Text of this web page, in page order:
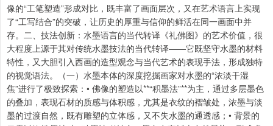
像的“工笔塑造”形成对比，既丰富了画面层次，又在艺术语言上实现
了“工写结合”的突破，让历史的厚重与信仰的鲜活在同一画面中并
存。二、技法创新：水墨语言的当代转译《礼佛图》的艺术价值，很
大程度上源于其对传统水墨技法的当代转译——它既坚守水墨的材料
特性，又大胆引入西画的造型观念与当代艺术的表现手法，形成独特
的视觉语法。（一）水墨本体的深度挖掘画家对水墨的“浓淡干湿
焦”进行了极致探索：• 佛像的塑造以**“积墨法”**为主，通过多层墨色
的叠加，表现石材的质感与体积感，尤其是衣纹的褶皱处，浓墨与淡
墨的过渡自然，既有雕塑的立体感，又不失水墨的通透感；• 背景的